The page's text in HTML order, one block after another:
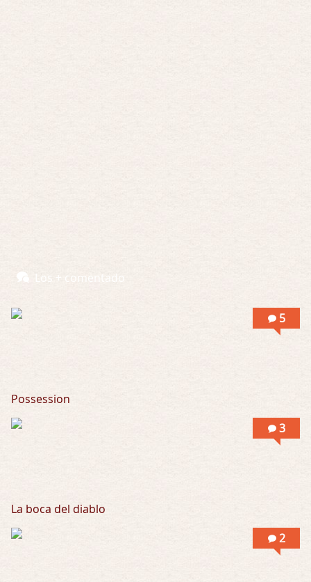
Por: Mariano
Possession
Llevo toda una vida para verla y nunca lo …
Los + comentado
5
Possession
3
La boca del diablo
2